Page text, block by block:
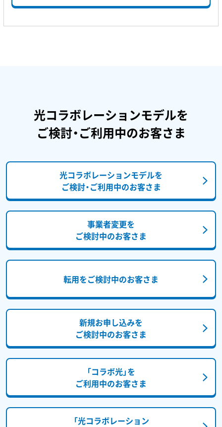
光コラボレーションモデルを
ご検討・ご利用中のお客さま
光コラボレーションモデルを
ご検討・ご利用中のお客さま
事業者変更を
ご検討中のお客さま
転用をご検討中のお客さま
新規お申し込みを
ご検討中のお客さま
「コラボ光」を
ご利用中のお客さま
「光コラボレーション